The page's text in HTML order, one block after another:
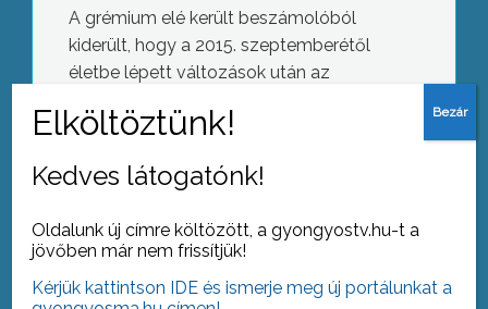
A grémium elé került beszámolóból
kiderült, hogy a 2015. szeptemberétől
életbe lépett változások után az
közel 75 százaléka, összesen 772-en
AZ AKTUÁLIS NAPI HÍREI
Bírálatok
Kedves látogatónk!
Oldalunk új címre költözött, a gyongyostv.hu-t a
jövőben már nem frissítjük!
Kérjük kattintson IDE és ismerje meg új portálunkat a